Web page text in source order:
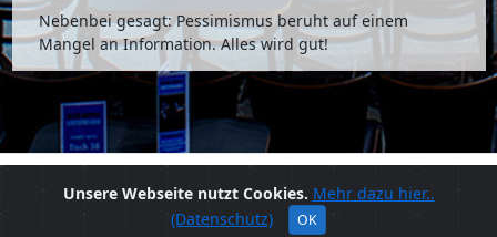
Nebenbei gesagt: Pessimismus beruht auf einem
Mangel an Information. Alles wird gut!
© 2020 - Alma Hoppes Lustspielhaus
Ansprechpartner Impressum
Unsere Webseite nutzt Cookies. Mehr dazu hier..
(Datenschutz)
OK